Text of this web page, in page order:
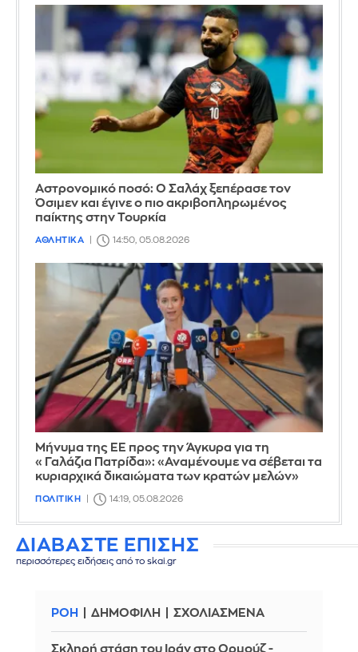
Αστρονομικό ποσό: Ο Σαλάχ ξεπέρασε τον
Όσιμεν και έγινε ο πιο ακριβοπληρωμένος
παίκτης στην Τουρκία
ΑΘΛΗΤΙΚΑ 14:50, 05.08.2026
Μήνυμα της ΕΕ προς την Άγκυρα για τη
«Γαλάζια Πατρίδα»: «Αναμένουμε να σέβεται τα
κυριαρχικά δικαιώματα των κρατών μελών»
ΠΟΛΙΤΙΚΗ 14:19, 05.08.2026
ΔΙΑΒΑΣΤΕ ΕΠΙΣΗΣ
περισσότερες ειδήσεις από το skai.gr
ΡΟΗ ΔΗΜΟΦΙΛΗ ΣΧΟΛΙΑΣΜΕΝΑ
Σκληρή στάση του Ιράν στο Ορμούζ -